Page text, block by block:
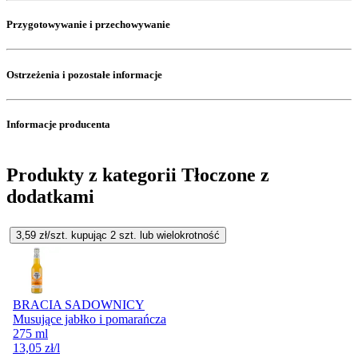
Przygotowywanie i przechowywanie
Ostrzeżenia i pozostałe informacje
Informacje producenta
Produkty z kategorii Tłoczone z
dodatkami
3,59 zł/szt. kupując 2 szt. lub wielokrotność
BRACIA SADOWNICY
Musujące jabłko i pomarańcza
275 ml
13,05 zł/l